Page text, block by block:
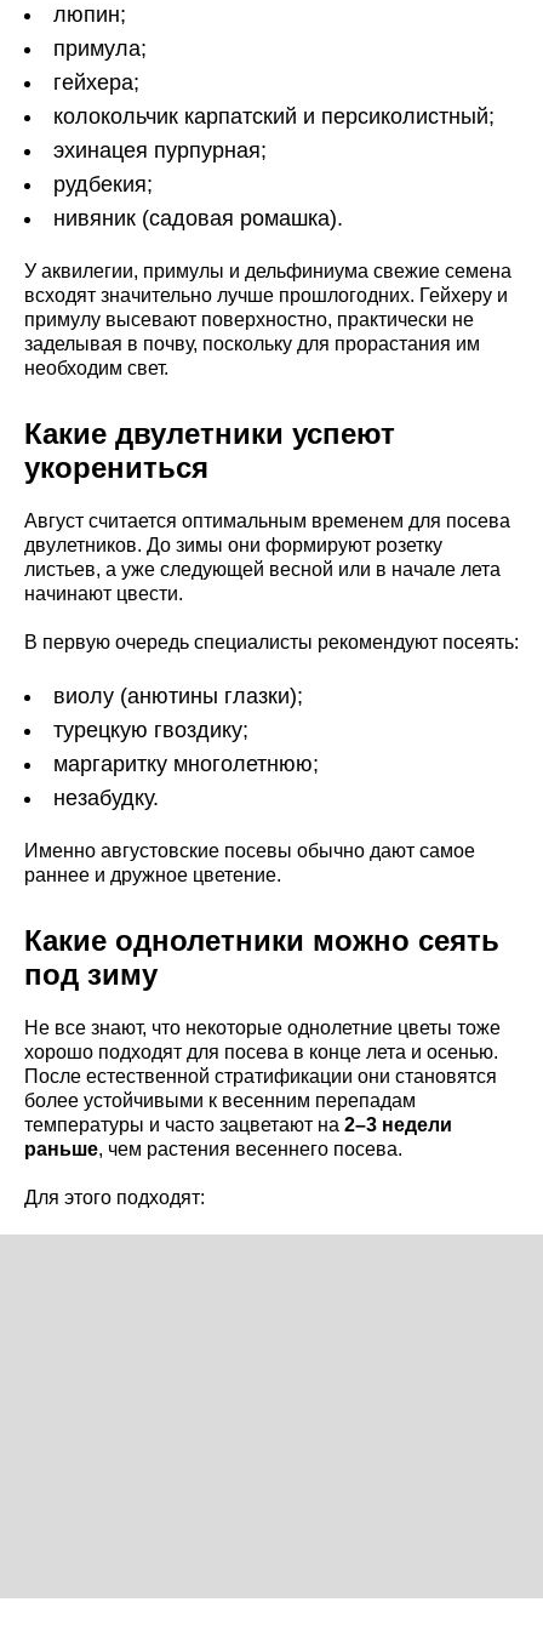
люпин;
примула;
гейхера;
колокольчик карпатский и персиколистный;
эхинацея пурпурная;
рудбекия;
нивяник (садовая ромашка).
У аквилегии, примулы и дельфиниума свежие семена
всходят значительно лучше прошлогодних. Гейхеру и
примулу высевают поверхностно, практически не
заделывая в почву, поскольку для прорастания им
необходим свет.
Какие двулетники успеют
укорениться
Август считается оптимальным временем для посева
двулетников. До зимы они формируют розетку
листьев, а уже следующей весной или в начале лета
начинают цвести.
В первую очередь специалисты рекомендуют посеять:
виолу (анютины глазки);
турецкую гвоздику;
маргаритку многолетнюю;
незабудку.
Именно августовские посевы обычно дают самое
раннее и дружное цветение.
Какие однолетники можно сеять
под зиму
Не все знают, что некоторые однолетние цветы тоже
хорошо подходят для посева в конце лета и осенью.
После естественной стратификации они становятся
более устойчивыми к весенним перепадам
температуры и часто зацветают на 2–3 недели
раньше, чем растения весеннего посева.
Для этого подходят: